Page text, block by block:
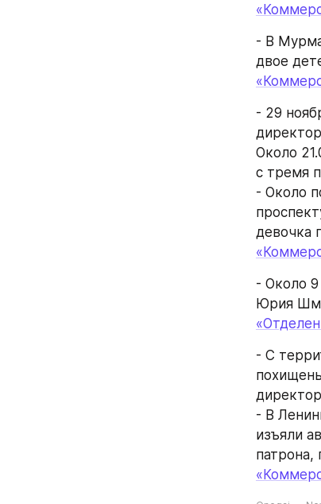
- В
двое
- 29
Около
с тремя
- Около
девочка
- Около
Юрия
- С
- В
изъяли